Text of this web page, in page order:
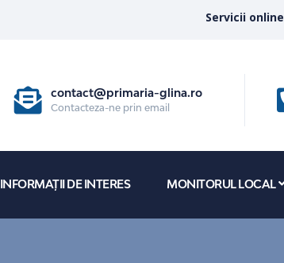
Servicii online
contact@primaria-glina.ro
Contacteza-ne prin email
INFORMAȚII DE INTERES MONITORUL LOCAL